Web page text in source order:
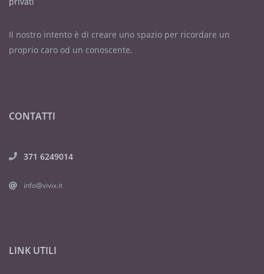
Il nostro intento è di creare uno spazio per ricordare un
proprio caro od un conoscente.
CONTATTI
371 6249014
info@vivix.it
LINK UTILI